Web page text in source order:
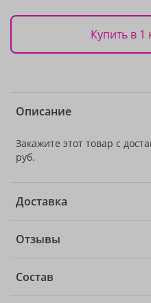
Купить в 1
Описание
Закажите этот товар с
руб.
Доставка
Отзывы
Состав